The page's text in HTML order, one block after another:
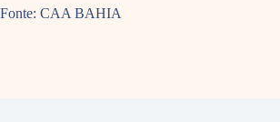
Fonte: CAA BAHIA